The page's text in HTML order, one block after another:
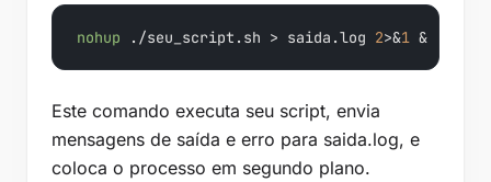
nohup ./seu_script.sh > saida.log 2>&1 &
Este comando executa seu script, envia
mensagens de saída e erro para saida.log, e
coloca o processo em segundo plano.